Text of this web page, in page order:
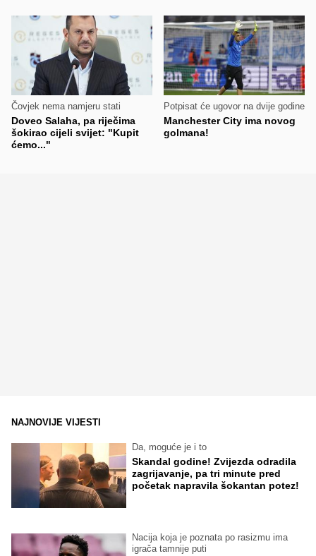
Čovjek nema namjeru stati
Doveo Salaha, pa riječima
šokirao cijeli svijet: "Kupit
ćemo..."
Potpisat će ugovor na dvije godine
Manchester City ima novog
golmana!
NAJNOVIJE VIJESTI
Da, moguće je i to
Skandal godine! Zvijezda odradila
zagrijavanje, pa tri minute pred
početak napravila šokantan potez!
Nacija koja je poznata po rasizmu ima
igrača tamnije puti